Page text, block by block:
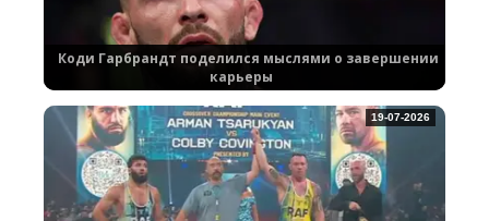
Коди Гарбрандт поделился мыслями о завершении
карьеры
19-07-2026